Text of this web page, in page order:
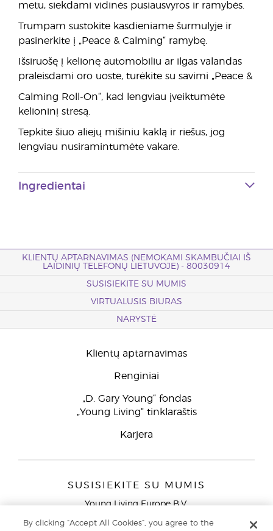
metu, siekdami vidinės pusiausvyros ir ramybės.
Trumpam sustokite kasdieniame šurmulyje ir
pasinerkite į „Peace & Calming“ ramybę.
Išsiruošę į kelionę automobiliu ar ilgas valandas
praleisdami oro uoste, turėkite su savimi „Peace &
Calming Roll-On“, kad lengviau įveiktumėte
kelioninį stresą.
Tepkite šiuo aliejų mišiniu kaklą ir riešus, jog
lengviau nusiramintumėte vakare.
Ingredientai
KLIENTŲ APTARNAVIMAS (NEMOKAMI SKAMBUČIAI IŠ
LAIDINIŲ TELEFONŲ LIETUVOJE) - 80030914
SUSISIEKITE SU MUMIS
VIRTUALUSIS BIURAS
NARYSTĖ
Klientų aptarnavimas
Renginiai
„D. Gary Young“ fondas
„Young Living“ tinklaraštis
Karjera
SUSISIEKITE SU MUMIS
Young Living Europe B.V.
9727 AJ Groningen
By clicking “Accept All Cookies”, you agree to the